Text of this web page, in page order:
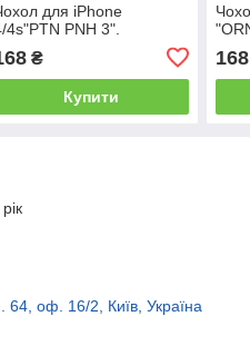
для iPhone
4s"PTN PNH 3".
₴
Купити
168
64, оф. 16/2, Київ, Україна